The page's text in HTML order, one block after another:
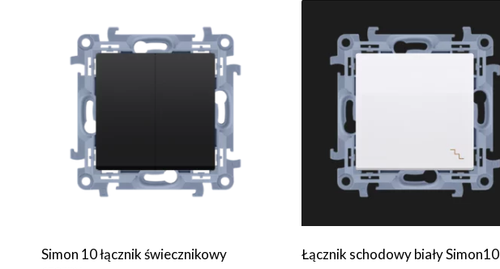
Simon 10 łącznik świecznikowy
Łącznik schodowy biały Simon10